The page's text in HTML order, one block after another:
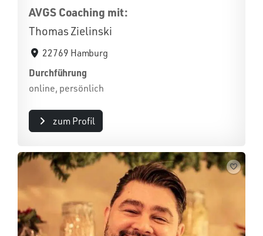
AVGS Coaching mit:
Thomas Zielinski
22769 Hamburg
Durchführung
online, persönlich
zum Profil